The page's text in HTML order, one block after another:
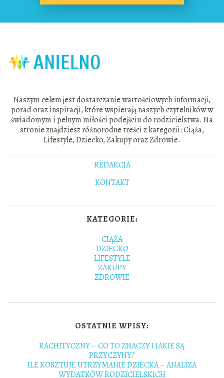
Naszym celem jest dostarczanie wartościowych informacji,
porad oraz inspiracji, które wspierają naszych czytelników w
świadomym i pełnym miłości podejściu do rodzicielstwa. Na
stronie znajdziesz różnorodne treści z kategorii: Ciąża,
Lifestyle, Dziecko, Zakupy oraz Zdrowie.
REDAKCJA
KONTAKT
KATEGORIE:
CIĄŻA
DZIECKO
LIFESTYLE
ZAKUPY
ZDROWIE
OSTATNIE WPISY:
RACHITYCZNY – CO TO ZNACZY I JAKIE SĄ
PRZYCZYNY?
ILE KOSZTUJE UTRZYMANIE DZIECKA – ANALIZA
WYDATKÓW RODZICIELSKICH